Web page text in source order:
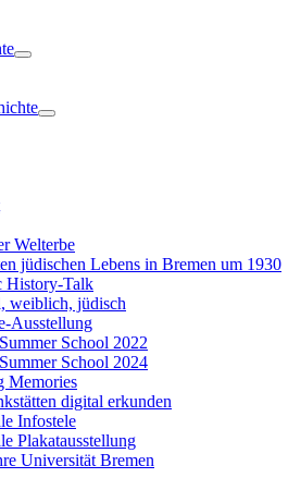
Welterbe
jüdischen Lebens in Bremen um 1930
History-Talk
weiblich, jüdisch
Ausstellung
School 2022
School 2024
Memories
digital erkunden
Infostele
Plakatausstellung
Universität Bremen